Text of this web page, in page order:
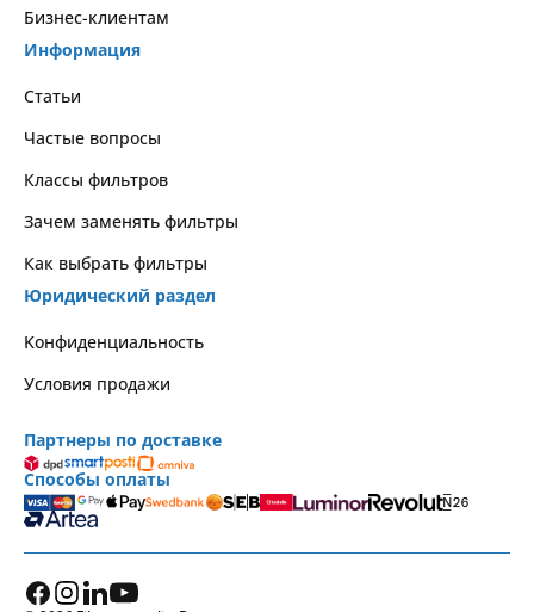
Бизнес-клиентам
Информация
Статьи
Частые вопросы
Классы фильтров
Зачем заменять фильтры
Как выбрать фильтры
Юридический раздел
Kонфиденциальность
Условия продажи
Партнеры по доставке
Способы оплаты